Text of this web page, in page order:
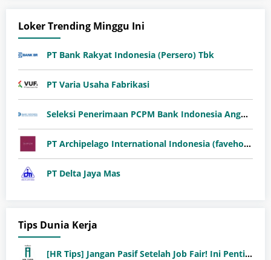
Loker Trending Minggu Ini
PT Bank Rakyat Indonesia (Persero) Tbk
PT Varia Usaha Fabrikasi
Seleksi Penerimaan PCPM Bank Indonesia Angkatan 41
PT Archipelago International Indonesia (favehotels)
PT Delta Jaya Mas
Tips Dunia Kerja
[HR Tips] Jangan Pasif Setelah Job Fair! Ini Pentingnya Follow-Up Setelah Job Fair